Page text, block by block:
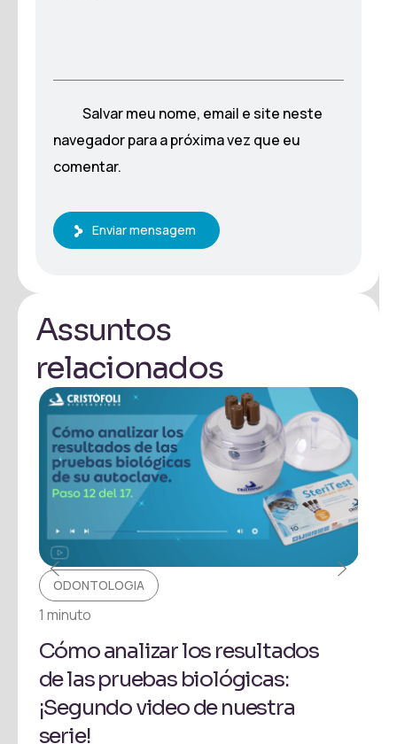
Salvar meu nome, email e site neste
navegador para a próxima vez que eu
comentar.
Enviar mensagem
Assuntos
relacionados
ODONTOLOGIA
1 minuto
Cómo analizar los resultados
de las pruebas biológicas:
¡Segundo video de nuestra
serie!